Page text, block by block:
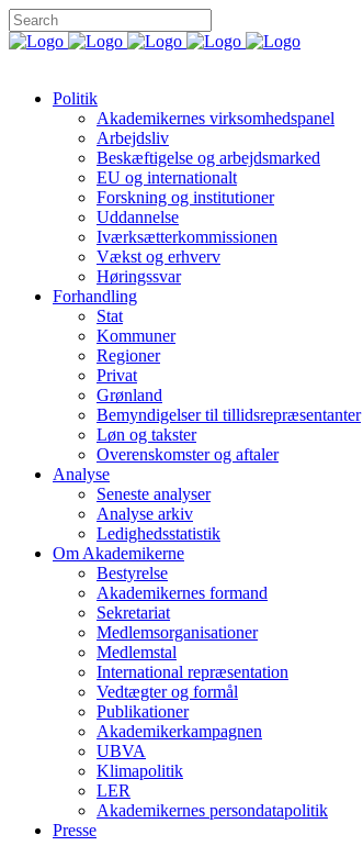
Politik
Akademikernes virksomhedspanel
Arbejdsliv
Beskæftigelse og arbejdsmarked
EU og internationalt
Forskning og institutioner
Uddannelse
Iværksætterkommissionen
Vækst og erhverv
Høringssvar
Forhandling
Stat
Kommuner
Regioner
Privat
Grønland
Bemyndigelser til tillidsrepræsentanter
Løn og takster
Overenskomster og aftaler
Analyse
Seneste analyser
Analyse arkiv
Ledighedsstatistik
Om Akademikerne
Bestyrelse
Akademikernes formand
Sekretariat
Medlemsorganisationer
Medlemstal
International repræsentation
Vedtægter og formål
Publikationer
Akademikerkampagnen
UBVA
Klimapolitik
LER
Akademikernes persondatapolitik
Presse